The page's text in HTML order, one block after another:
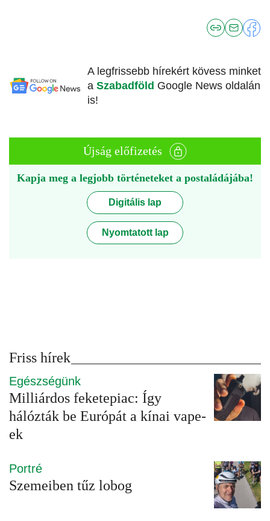
A legfrissebb hírekért kövess minket
a Szabadföld Google News oldalán
is!
Újság előfizetés
Kapja meg a legjobb történeteket a postaládájába!
Digitális lap
Nyomtatott lap
Friss hírek
Egészségünk
Milliárdos feketepiac: Így
hálózták be Európát a kínai vape-
ek
Portré
Szemeiben tűz lobog